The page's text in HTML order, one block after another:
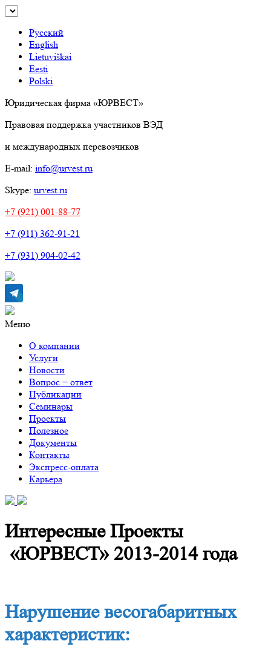
Русский
English
Lietuviškai
Eesti
Polski
Юридическая фирма «ЮРВЕСТ»
Правовая поддержка участников ВЭД
и международных перевозчиков
E-mail: info@urvest.ru
Skype: urvest.ru
+7 (921) 001-88-77
+7 (911) 362-91-21
+7 (931) 904-02-42
Меню
О компании
Услуги
Новости
Вопрос − ответ
Публикации
Семинары
Проекты
Полезное
Документы
Контакты
Экспресс-оплата
Карьера
Интересные Проекты
«ЮРВЕСТ» 2013-2014 года
Нарушение весогабаритных
характеристик: